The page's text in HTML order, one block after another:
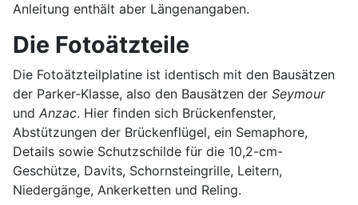
Anleitung enthält aber Längenangaben.
Die Fotoätzteile
Die Fotoätzteilplatine ist identisch mit den Bausätzen
der Parker-Klasse, also den Bausätzen der Seymour
und Anzac. Hier finden sich Brückenfenster,
Abstützungen der Brückenflügel, ein Semaphore,
Details sowie Schutzschilde für die 10,2-cm-
Geschütze, Davits, Schornsteingrille, Leitern,
Niedergänge, Ankerketten und Reling.